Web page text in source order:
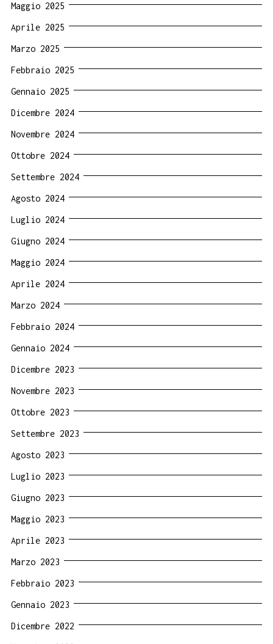
Maggio 2025
Aprile 2025
Marzo 2025
Febbraio 2025
Gennaio 2025
Dicembre 2024
Novembre 2024
Ottobre 2024
Settembre 2024
Agosto 2024
Luglio 2024
Giugno 2024
Maggio 2024
Aprile 2024
Marzo 2024
Febbraio 2024
Gennaio 2024
Dicembre 2023
Novembre 2023
Ottobre 2023
Settembre 2023
Agosto 2023
Luglio 2023
Giugno 2023
Maggio 2023
Aprile 2023
Marzo 2023
Febbraio 2023
Gennaio 2023
Dicembre 2022